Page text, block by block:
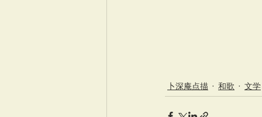
卜深庵点描 和歌 文学